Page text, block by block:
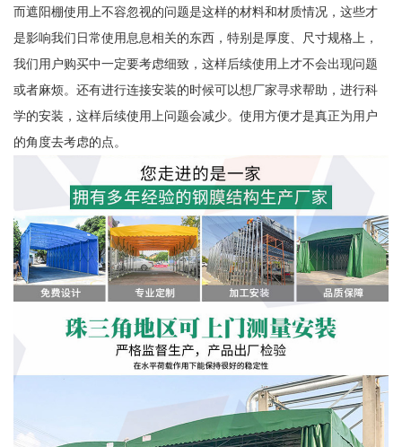
而遮阳棚使用上不容忽视的问题是这样的材料和材质情况，这些才
是影响我们日常使用息息相关的东西，特别是厚度、尺寸规格上，
我们用户购买中一定要考虑细致，这样后续使用上才不会出现问题
或者麻烦。还有进行连接安装的时候可以想厂家寻求帮助，进行科
学的安装，这样后续使用上问题会减少。使用方便才是真正为用户
的角度去考虑的点。